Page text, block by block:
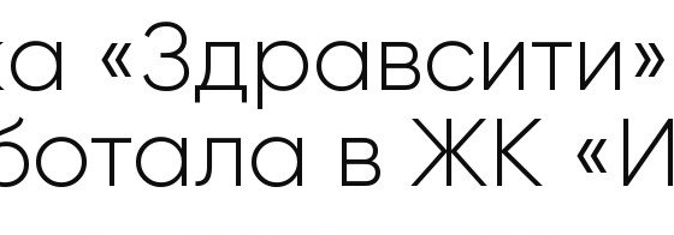
«Здравсити»
в ЖК